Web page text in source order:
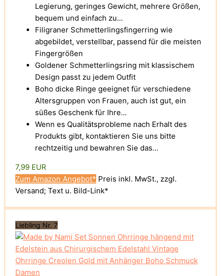
Legierung, geringes Gewicht, mehrere Größen,
bequem und einfach zu...
Filigraner Schmetterlingsfingerring wie
abgebildet, verstellbar, passend für die meisten
Fingergrößen
Goldener Schmetterlingsring mit klassischem
Design passt zu jedem Outfit
Boho dicke Ringe geeignet für verschiedene
Altersgruppen von Frauen, auch ist gut, ein
süßes Geschenk für Ihre...
Wenn es Qualitätsprobleme nach Erhalt des
Produkts gibt, kontaktieren Sie uns bitte
rechtzeitig und bewahren Sie das...
7,99 EUR
Zum Amazon Angebot* Preis inkl. MwSt., zzgl.
Versand; Text u. Bild-Link*
Liebling Nr. 7